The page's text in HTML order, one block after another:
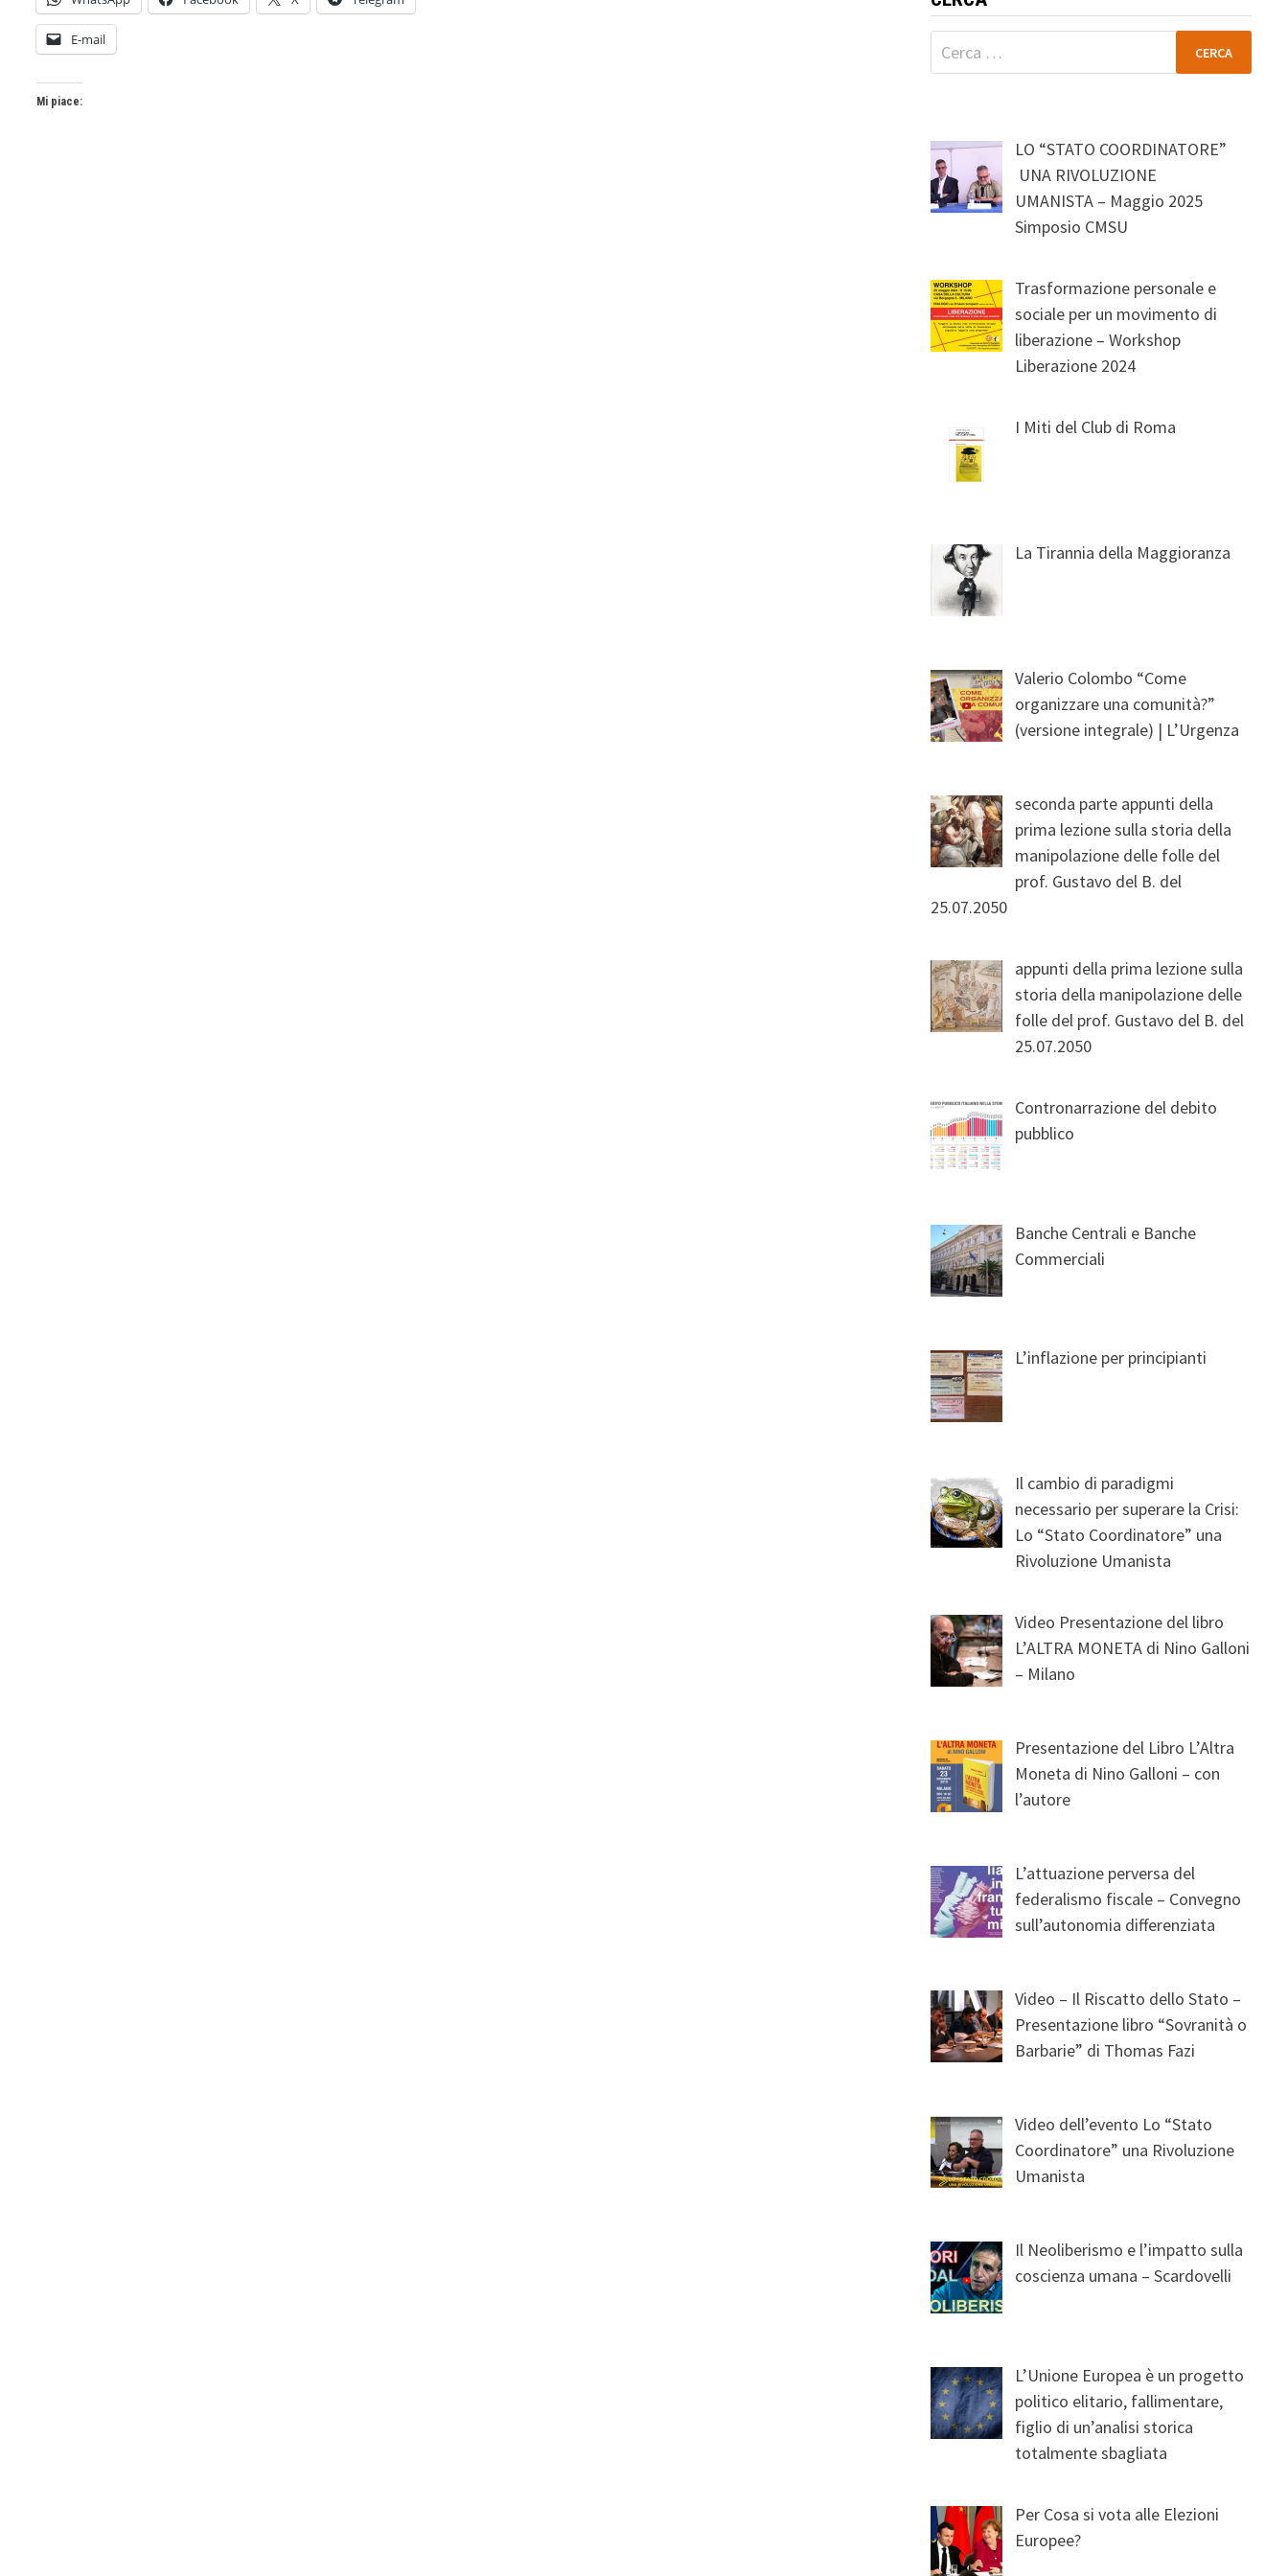
E-mail
Mi piace:
Ricerca
per:
LO “STATO COORDINATORE”
UNA RIVOLUZIONE
UMANISTA – Maggio 2025
Simposio CMSU
Trasformazione personale e
sociale per un movimento di
liberazione – Workshop
Liberazione 2024
I Miti del Club di Roma
La Tirannia della Maggioranza
Valerio Colombo “Come
organizzare una comunità?”
(versione integrale) | L’Urgenza
seconda parte appunti della
prima lezione sulla storia della
manipolazione delle folle del
prof. Gustavo del B. del
25.07.2050
appunti della prima lezione sulla
storia della manipolazione delle
folle del prof. Gustavo del B. del
25.07.2050
Contronarrazione del debito
pubblico
Banche Centrali e Banche
Commerciali
L’inflazione per principianti
Il cambio di paradigmi
necessario per superare la Crisi:
Lo “Stato Coordinatore” una
Rivoluzione Umanista
Video Presentazione del libro
L’ALTRA MONETA di Nino Galloni
– Milano
Presentazione del Libro L’Altra
Moneta di Nino Galloni – con
l’autore
L’attuazione perversa del
federalismo fiscale – Convegno
sull’autonomia differenziata
Video – Il Riscatto dello Stato –
Presentazione libro “Sovranità o
Barbarie” di Thomas Fazi
Video dell’evento Lo “Stato
Coordinatore” una Rivoluzione
Umanista
Il Neoliberismo e l’impatto sulla
coscienza umana – Scardovelli
L’Unione Europea è un progetto
politico elitario, fallimentare,
figlio di un’analisi storica
totalmente sbagliata
Per Cosa si vota alle Elezioni
Europee?